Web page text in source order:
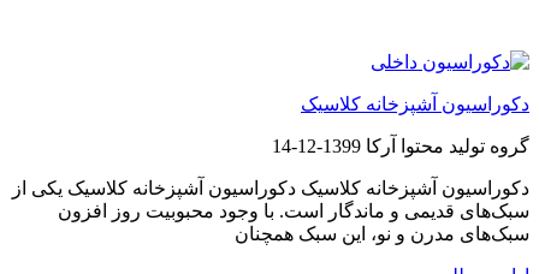
دکوراسیون آشپزخانه کلاسیک
گروه تولید محتوا آرکا 1399-12-14
دکوراسیون آشپزخانه کلاسیک دکوراسیون آشپزخانه کلاسیک یکی از
سبک‌های قدیمی و ماندگار است. با وجود محبوبیت روز افزون
سبک‌های مدرن و نو، این سبک همچنان